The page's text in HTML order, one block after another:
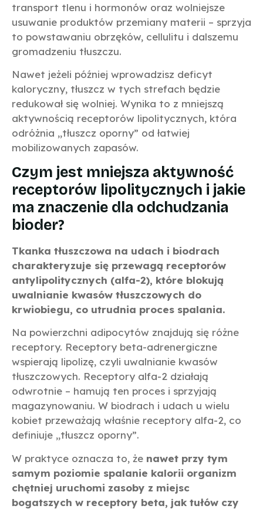
transport tlenu i hormonów oraz wolniejsze
usuwanie produktów przemiany materii – sprzyja
to powstawaniu obrzęków, cellulitu i dalszemu
gromadzeniu tłuszczu.
Nawet jeżeli później wprowadzisz deficyt
kaloryczny, tłuszcz w tych strefach będzie
redukował się wolniej. Wynika to z mniejszą
aktywnością receptorów lipolitycznych, która
odróżnia „tłuszcz oporny” od łatwiej
mobilizowanych zapasów.
Czym jest mniejsza aktywność
receptorów lipolitycznych i jakie
ma znaczenie dla odchudzania
bioder?
Tkanka tłuszczowa na udach i biodrach
charakteryzuje się przewagą receptorów
antylipolitycznych (alfa-2), które blokują
uwalnianie kwasów tłuszczowych do
krwiobiegu, co utrudnia proces spalania.
Na powierzchni adipocytów znajdują się różne
receptory. Receptory beta-adrenergiczne
wspierają lipolizę, czyli uwalnianie kwasów
tłuszczowych. Receptory alfa-2 działają
odwrotnie – hamują ten proces i sprzyjają
magazynowaniu. W biodrach i udach u wielu
kobiet przeważają właśnie receptory alfa-2, co
definiuje „tłuszcz oporny”.
W praktyce oznacza to, że nawet przy tym
samym poziomie spalanie kalorii organizm
chętniej uruchomi zasoby z miejsc
bogatszych w receptory beta, jak tułów czy